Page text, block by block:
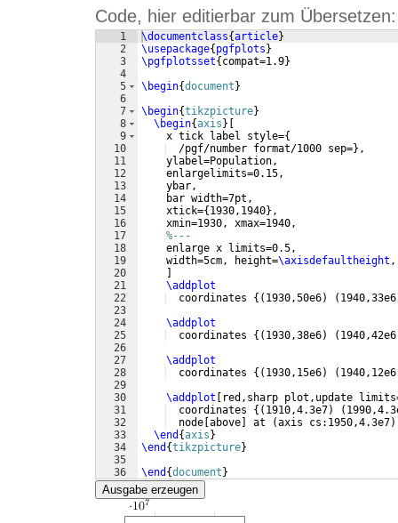
Code, hier editierbar zum Übersetzen:
1
2
3
4
5
6
7
8
9
10
11
12
13
14
15
16
17
18
19
20
21
22
23
24
25
26
27
28
29
30
31
32
33
34
35
36
\documentclass{article}
\usepackage{ pgfplots }
\pgfplotsset{ compat=1.9}
\begin{document }
\begin{tikzpicture}
\begin{axis }
    x tick label style=
{
  /pgf/number format/1000 sep=
} ,
    ylabel=Population,
    enlargelimits=0.15,
    ybar,
    bar width=7pt,
    xtick=
{ 1930,1940} ,
    xmin=1930, xmax=1940,
%---
    enlarge x limits=0.5,
    width=5cm, height=
\axisdefaultheight ,
\addplot
  coordinates
{( 1930,50e6) ( 1940,33e6
\addplot
  coordinates
{( 1930,38e6) ( 1940,42e6
\addplot
  coordinates
{( 1930,15e6) ( 1940,12e6
\addplot
red,sharp plot,update
  coordinates
{( 1910,4.3e7) (
  node
above at (axis cs:1950,4.3e7)
\end {axis }
\end {tikzpicture}
\end {document }
Ausgabe erzeugen